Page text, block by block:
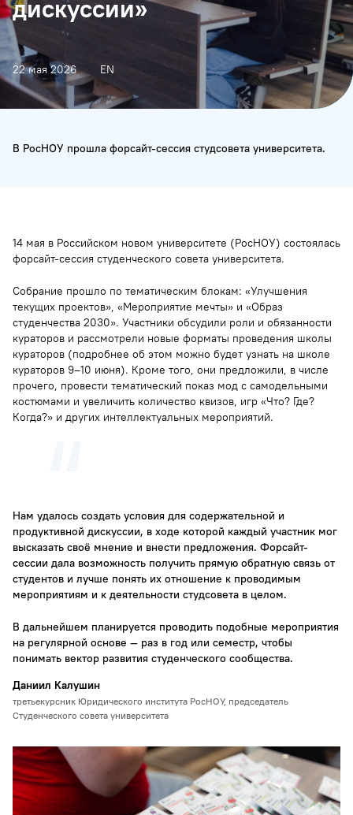
дискуссии»
22 мая 2026 EN
В РосНОУ прошла форсайт-сессия студсовета университета.
14 мая в Российском новом университете (РосНОУ) состоялась
форсайт-сессия студенческого совета университета.
Собрание прошло по тематическим блокам: «Улучшения
текущих проектов», «Мероприятие мечты» и «Образ
студенчества 2030». Участники обсудили роли и обязанности
кураторов и рассмотрели новые форматы проведения школы
кураторов (подробнее об этом можно будет узнать на школе
кураторов 9–10 июня). Кроме того, они предложили, в числе
прочего, провести тематический показ мод с самодельными
костюмами и увеличить количество квизов, игр «Что? Где?
Когда?» и других интеллектуальных мероприятий.
Нам удалось создать условия для содержательной и
продуктивной дискуссии, в ходе которой каждый участник мог
высказать своё мнение и внести предложения. Форсайт-
сессии дала возможность получить прямую обратную связь от
студентов и лучше понять их отношение к проводимым
мероприятиям и к деятельности студсовета в целом.
В дальнейшем планируется проводить подобные мероприятия
на регулярной основе — раз в год или семестр, чтобы
понимать вектор развития студенческого сообщества.
Даниил Калушин
третьекурсник Юридического института РосНОУ, председатель
Студенческого совета университета